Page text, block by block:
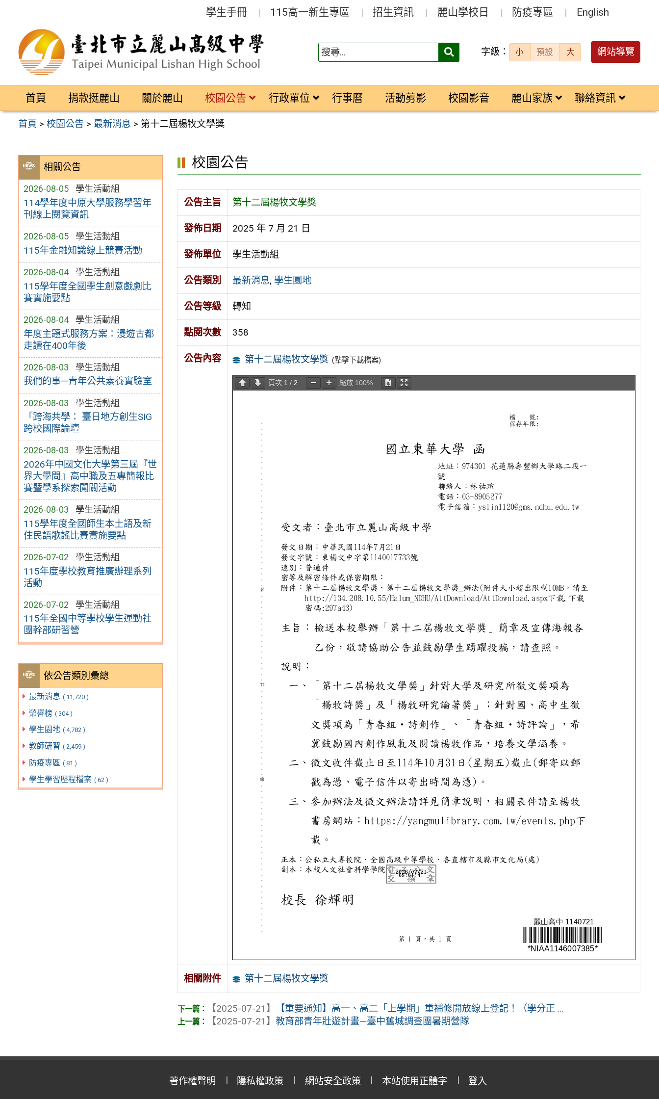
區
學生手冊 115高一新生專區 招生資訊 麗山學校日 防疫專區 English
搜
字級： 小 預設 大 網站導覽
首頁 捐款挺麗山 關於麗山 校園公告 行政單位 行事曆 活動剪影 校園影音 麗山家族 聯絡資訊
首頁 >校園公告 > 最新消息 > 第十二屆楊牧文學獎
相關公告
2026-08-05 學生活動組
114學年度中原大學服務學習年
刊線上閱覽資訊
2026-08-05 學生活動組
115年金融知識線上競賽活動
2026-08-04 學生活動組
115學年度全國學生創意戲劇比
賽實施要點
2026-08-04 學生活動組
年度主題式服務方案：漫遊古都
走讀在400年後
2026-08-03 學生活動組
我們的事—青年公共素養實驗室
2026-08-03 學生活動組
「跨海共學： 臺日地方創生SIG
跨校國際論壇
2026-08-03 學生活動組
2026年中國文化大學第三屆『世
界大學問』高中職及五專簡報比
賽暨學系探索闖關活動
2026-08-03 學生活動組
115學年度全國師生本土語及新
住民語歌謠比賽實施要點
2026-07-02 學生活動組
115年度學校教育推廣辦理系列
活動
2026-07-02 學生活動組
115年全國中等學校學生運動社
團幹部研習營
依公告類別彙總
最新消息 ( 11,720 )
榮譽榜 ( 304 )
學生園地 ( 4,782 )
教師研習 ( 2,459 )
防疫專區 ( 81 )
學生學習歷程檔案 ( 62 )
校園公告
公告主旨 第十二屆楊牧文學獎
發佈日期 2025 年 7 月 21 日
發佈單位 學生活動組
公告類別 最新消息, 學生園地
公告等級 轉知
點閱次數 358
公告內容 第十二屆楊牧文學獎 (點擊下載檔案)
頁次 1 / 2 縮放 100%
相關附件 第十二屆楊牧文學獎
【2025-07-21】
【重要通知】高一、高二「上學期」重補修開放線上登記！（學分正 ...
【2025-07-21】教育部青年壯遊計畫—臺中舊城調查團暑期營隊
著作權聲明 隱私權政策 網站安全政策 本站使用正體字 登入